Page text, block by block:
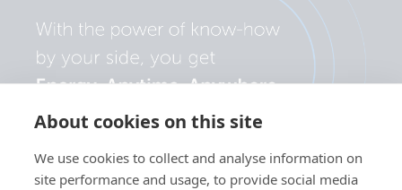
About cookies on this site
We use cookies to collect and analyse information on
site performance and usage, to provide social media